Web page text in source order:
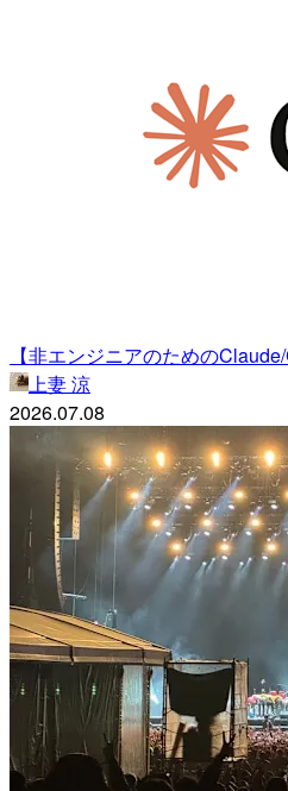
【非エンジニアのための
上妻 涼
2026.07.08